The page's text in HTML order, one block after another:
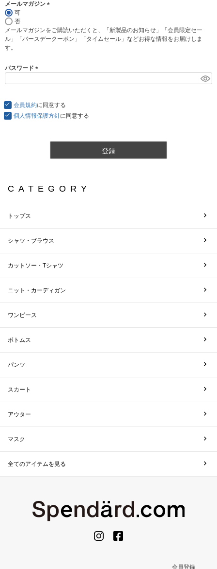
メールマガジン
須
)
可
否
メールマガジンをご購読いただくと、「新製品のお知らせ」「会員限定セー
ル」「バースデークーポン」「タイムセール」などお得な情報をお届けしま
す。
パスワード
)
会員規約に同意する
個人情報保護方針に同意する
登録
CATEGORY
トップス
シャツ・ブラウス
カットソー・Tシャツ
ニット・カーディガン
ワンピース
ボトムス
パンツ
スカート
アウター
マスク
全てのアイテムを見る
会員登録